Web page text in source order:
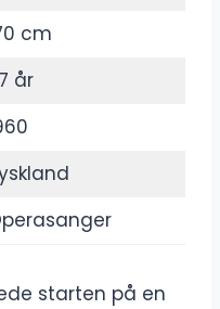
cm
år
starten på en